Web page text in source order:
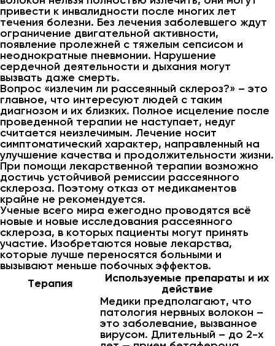
привести к инвалидности после многих лет
течения болезни. Без лечения заболевшего ждут
ограничение двигательной активности,
появление пролежней с тяжелым сепсисом и
неоднократные пневмонии. Нарушение
сердечной деятельности и дыхания могут
вызвать даже смерть.
Вопрос «излечим ли рассеянный склероз?» – это
главное, что интересуют людей с таким
диагнозом и их близких. Полное исцеление после
проведенной терапии не наступает, недуг
считается неизлечимым. Лечение носит
симптоматический характер, направленный на
улучшение качества и продолжительности жизни.
При помощи лекарственной терапии возможно
достичь устойчивой ремиссии рассеянного
склероза. Поэтому отказ от медикаментов
крайне не рекомендуется.
Ученые всего мира ежегодно проводятся всё
новые и новые исследования рассеянного
склероза, в которых пациенты могут принять
участие. Изобретаются новые лекарства,
которые лучше переносятся больными и
вызывают меньше побочных эффектов.
Терапия
Используемые препараты и их
действие
Медики предполагают, что
патология нервных волокон –
это заболевание, вызванное
вирусом. Длительный – до 2-х